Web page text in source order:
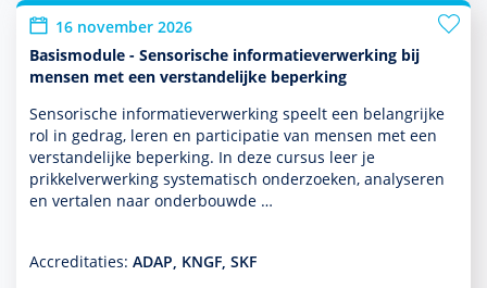
16 november 2026
Basismodule - Sensorische informatieverwerking bij
mensen met een verstandelijke beperking
Sensorische infor­matieverwerking speelt een belang­rijke
rol in gedrag, leren en participatie van mensen met een
ver­stande­lijke beper­king. In deze cursus leer je
prikkelverwerking syste­ma­tisch onder­zoeken, analyseren
en vertalen naar onderbouwde …
Accreditaties: ADAP, KNGF, SKF